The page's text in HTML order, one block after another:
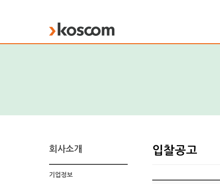
KOSCOM
회사소개
기업정보
입찰공고
입